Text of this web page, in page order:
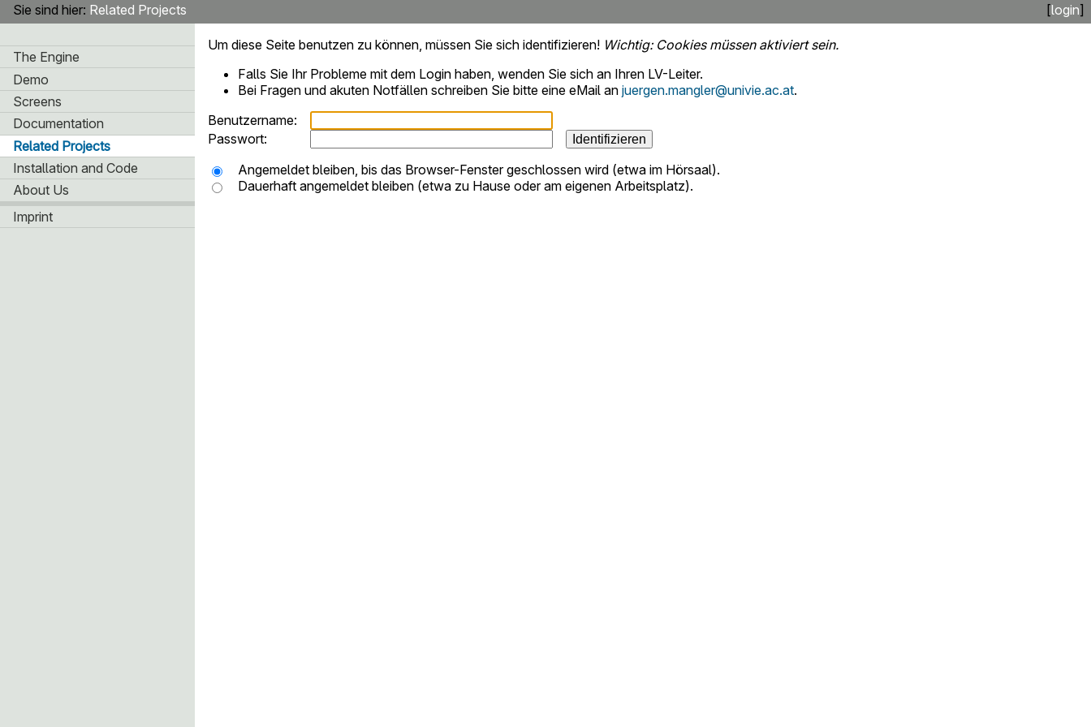
Sie sind hier: Related Projects [login]
The Engine
Demo
Screens
Documentation
Related Projects
Installation and Code
About Us
Imprint
Um diese Seite benutzen zu können, müssen Sie sich identifizieren! Wichtig: Cookies müssen aktiviert sein.
Falls Sie Ihr Probleme mit dem Login haben, wenden Sie sich an Ihren LV-Leiter.
Bei Fragen und akuten Notfällen schreiben Sie bitte eine eMail an juergen.mangler@univie.ac.at.
Benutzername:
Passwort:
Angemeldet bleiben, bis das Browser-Fenster geschlossen wird (etwa im Hörsaal).
Dauerhaft angemeldet bleiben (etwa zu Hause oder am eigenen Arbeitsplatz).